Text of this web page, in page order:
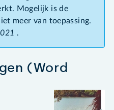
Mogelijk is de
meer van toepassing.
.
(Word